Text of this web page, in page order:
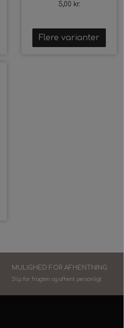
5,00 kr.
Flere varianter
MULIGHED FOR AFHENTNING
Slip for fragten og afhent personligt